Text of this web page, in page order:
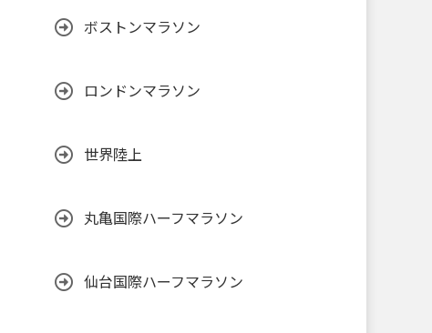
ボストンマラソン
ロンドンマラソン
世界陸上
丸亀国際ハーフマラソン
仙台国際ハーフマラソン